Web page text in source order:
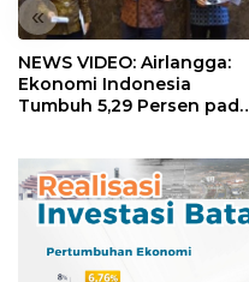
«
NEWS VIDEO: Airlangga:
Ekonomi Indonesia
Tumbuh 5,29 Persen pada